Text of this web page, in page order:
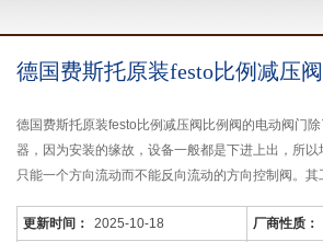
德国费斯托原装festo比例减压阀
德国费斯托原装festo比例减压阀比例阀的电动阀门
器，因为安装的缘故，设备一般都是下进上出，所
只能一个方向流动而不能反向流动的方向控制阀。
更新时间：
2025-10-18 厂商性质：